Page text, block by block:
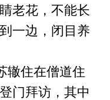
老花，不能长
一边，闭目养
住在僧道住
门拜访，其中